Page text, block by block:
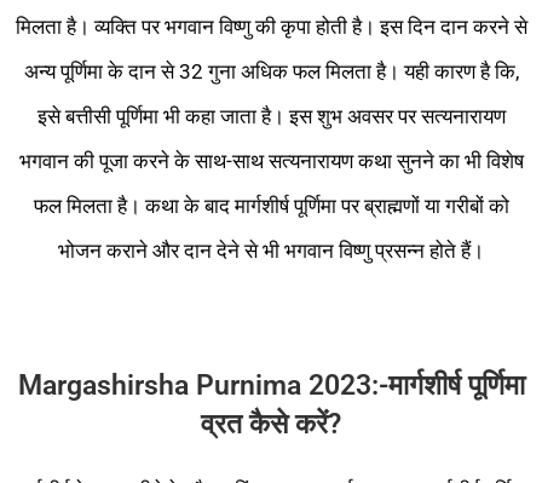
मिलता है। व्यक्ति पर भगवान विष्णु की कृपा होती है। इस दिन दान करने से
अन्य पूर्णिमा के दान से 32 गुना अधिक फल मिलता है। यही कारण है कि,
इसे बत्तीसी पूर्णिमा भी कहा जाता है। इस शुभ अवसर पर सत्यनारायण
भगवान की पूजा करने के साथ-साथ सत्यनारायण कथा सुनने का भी विशेष
फल मिलता है। कथा के बाद मार्गशीर्ष पूर्णिमा पर ब्राह्मणों या गरीबों को
भोजन कराने और दान देने से भी भगवान विष्णु प्रसन्न होते हैं।
Margashirsha Purnima 2023:-मार्गशीर्ष पूर्णिमा
व्रत कैसे करें?